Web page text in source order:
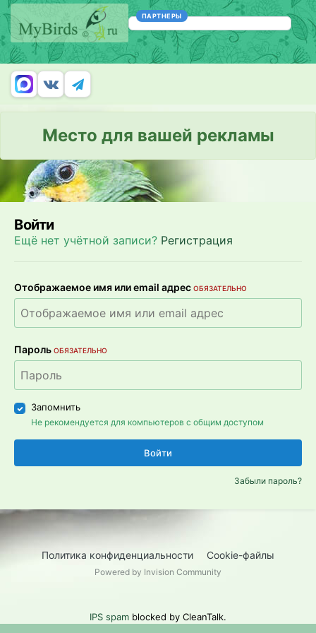
ПАРТНЕРЫ
Место для вашей рекламы
Войти
Ещё нет учётной записи? Регистрация
Отображаемое имя или email адрес ОБЯЗАТЕЛЬНО
Пароль ОБЯЗАТЕЛЬНО
Запомнить
Не рекомендуется для компьютеров с общим доступом
Войти
Забыли пароль?
Политика конфиденциальности Cookie-файлы
Powered by Invision Community
IPS spam blocked by CleanTalk.